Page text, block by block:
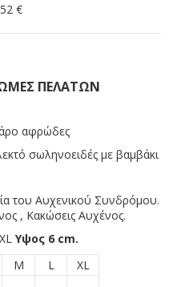
€
ΠΕΛΑΤΏΝ
αφρώδες
σωληνοειδές με βαμβάκι
του Αυχενικού Συνδρόμου.
, Κακώσεις Αυχένος.
Υψος 6 cm.
M L
XL